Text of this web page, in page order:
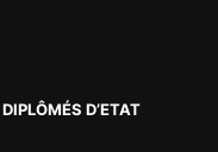
D’ETAT